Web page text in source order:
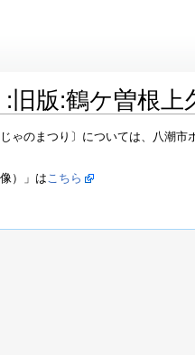
版:鶴ケ曽根上
ゃのまつり〕については、八潮
）」は こちら